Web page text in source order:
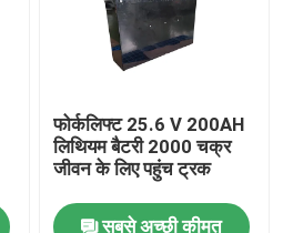
फोर्कलिफ्ट 25.6 V 200AH
लिथियम बैटरी 2000 चक्र
जीवन के लिए पहुंच ट्रक
सबसे अच्छी कीमत